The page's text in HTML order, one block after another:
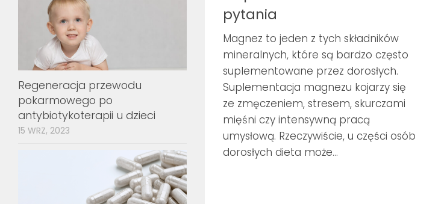
pytania
Magnez to jeden z tych składników
mineralnych, które są bardzo często
suplementowane przez dorosłych.
Suplementacja magnezu kojarzy się
ze zmęczeniem, stresem, skurczami
mięśni czy intensywną pracą
umysłową. Rzeczywiście, u części osób
dorosłych dieta może...
Regeneracja przewodu
pokarmowego po
antybiotykoterapii u dzieci
15 WRZ, 2023